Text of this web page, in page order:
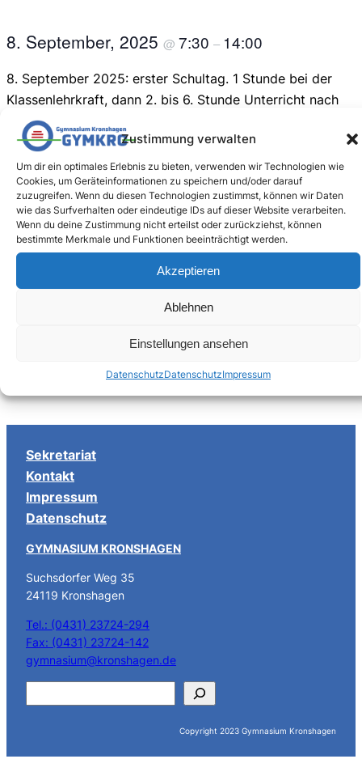
Zustimmung verwalten
Um dir ein optimales Erlebnis zu bieten, verwenden wir Technologien wie
Cookies, um Geräteinformationen zu speichern und/oder darauf
zuzugreifen. Wenn du diesen Technologien zustimmst, können wir Daten
wie das Surfverhalten oder eindeutige IDs auf dieser Website verarbeiten.
Wenn du deine Zustimmung nicht erteilst oder zurückziehst, können
bestimmte Merkmale und Funktionen beeinträchtigt werden.
Akzeptieren
Ablehnen
Einstellungen ansehen
DatenschutzDatenschutzImpressum
8. September, 2025 @ 7:30 – 14:00
8. September 2025: erster Schultag. 1 Stunde bei der
Klassenlehrkraft, dann 2. bis 6. Stunde Unterricht nach
Plan. Unterrichtsende für alle nach der 6. Stunde.
Zum Kalender hinzufügen
VERANSTALTUNG-
NAVIGATION
Zeugnistag
Einschulung der
Fünftklässlerinnen und
Fünftklässler
Sekretariat
Kontakt
Impressum
Datenschutz
GYMNASIUM KRONSHAGEN
Suchsdorfer Weg 35
24119 Kronshagen
Tel.: (0431) 23724-294
Fax: (0431) 23724-142
gymnasium@kronshagen.de
h
Copyright 2023 Gymnasium Kronshagen